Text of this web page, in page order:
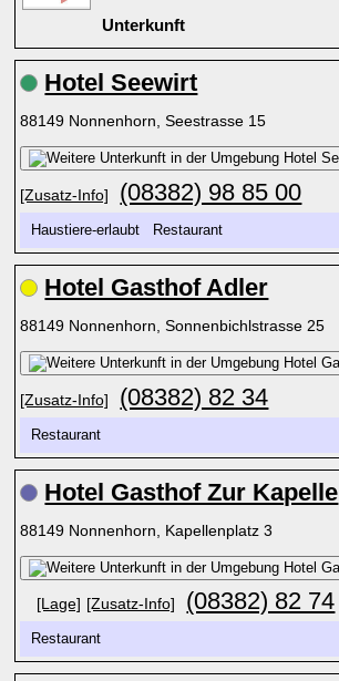
Unterkunft
Hotel Seewirt
88149 Nonnenhorn, Seestrasse 15
[Zusatz-Info] (08382) 98 85 00
Haustiere-erlaubt Restaurant
Hotel Gasthof Adler
88149 Nonnenhorn, Sonnenbichlstrasse 25
[Zusatz-Info] (08382) 82 34
Restaurant
Hotel Gasthof Zur Kapelle
88149 Nonnenhorn, Kapellenplatz 3
[Lage] [Zusatz-Info] (08382) 82 74
Restaurant